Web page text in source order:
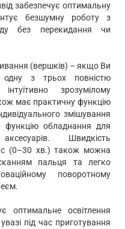
забезпечує оптимальну
безшумну роботу з
без перекидання чи
(вершків) – якщо Ви
одну з трьох повністю
зрозумілому
має практичну функцію
змішування
обладнання для
Швидкість
(0–30 хв.) також можна
пальця та легко
поворотному
оптимальне освітлення
під час приготування